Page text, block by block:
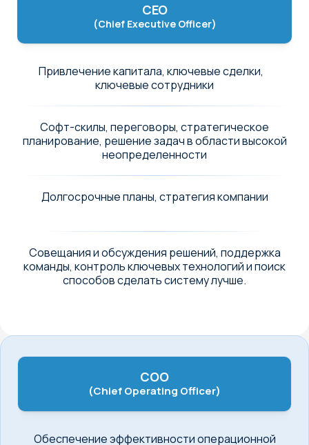
CEO
(Chief Executive Officer)
Привлечение капитала, ключевые сделки,
ключевые сотрудники
Софт-скилы, переговоры, стратегическое
планирование, решение задач в области высокой
неопределенности
Долгосрочные планы, стратегия компании
Совещания и обсуждения решений, поддержка
команды, контроль ключевых технологий и поиск
способов сделать систему лучше.
COO
(Chief Operating Officer)
Обеспечение эффективности операционной